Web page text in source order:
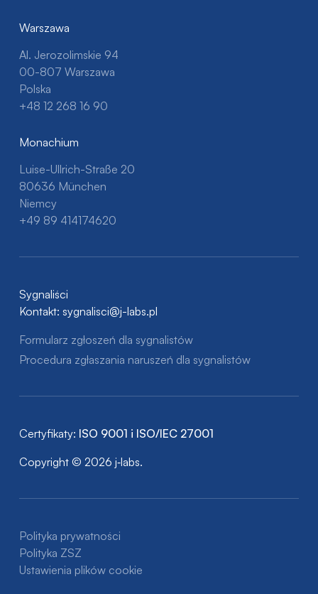
Warszawa
Al. Jerozolimskie 94
00-807 Warszawa
Polska
+48 12 268 16 90
Monachium
Luise-Ullrich-Straße 20
80636 München
Niemcy
+49 89 414174620
Sygnaliści
Kontakt: sygnalisci@j-labs.pl
Formularz zgłoszeń dla sygnalistów
Procedura zgłaszania naruszeń dla sygnalistów
Certyfikaty: ISO 9001 i ISO/IEC 27001
Copyright © 2026 j‑labs.
Polityka prywatności
Polityka ZSZ
Ustawienia plików cookie